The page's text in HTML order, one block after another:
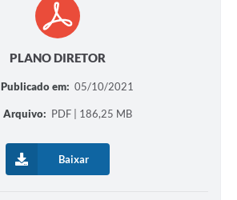
PLANO DIRETOR
Publicado em: 05/10/2021
Arquivo: PDF | 186,25 MB
Baixar